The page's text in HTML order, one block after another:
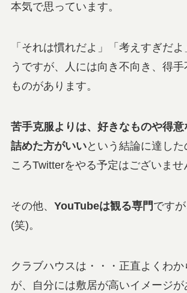
本気で思っています。
「それは慣れだよ」「考えすぎだ
うですが、人には向き不向き、得手
ものがあります。
苦手克服よりは、好きなものや得意
詰めた方がいいという結論に達した
ころTwitterをやる予定はございませ
その他、 YouTubeは観る専門 です
(笑)。
クラブハウスは・・・正直よくわ
が、自分には敷居が高いイメージが